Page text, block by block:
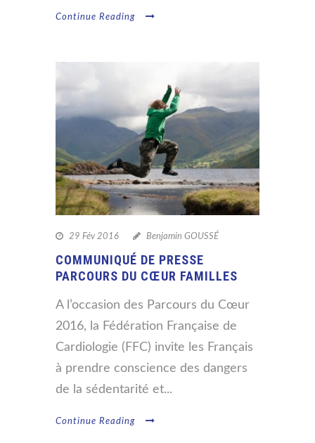
Continue Reading
29 Fév 2016 Benjamin GOUSSÉ
COMMUNIQUÉ DE PRESSE
PARCOURS DU CŒUR FAMILLES
A l’occasion des Parcours du Cœur
2016, la Fédération Française de
Cardiologie (FFC) invite les Français
à prendre conscience des dangers
de la sédentarité et...
Continue Reading